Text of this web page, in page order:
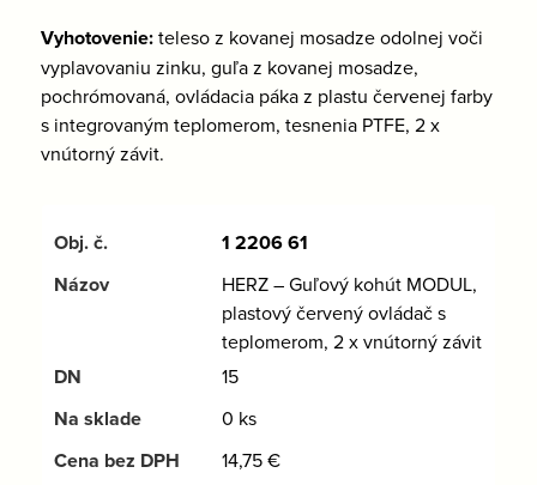
Vyhotovenie:teleso z kovanej mosadze odolnej voči
vyplavovaniu zinku, guľa z kovanej mosadze,
pochrómovaná, ovládacia páka z plastu červenej farby
s integrovaným teplomerom, tesnenia PTFE, 2 x
vnútorný závit.
1 2206 61
HERZ – Guľový kohút MODUL,
plastový červený ovládač s
teplomerom, 2 x vnútorný závit
15
0 ks
14,75€